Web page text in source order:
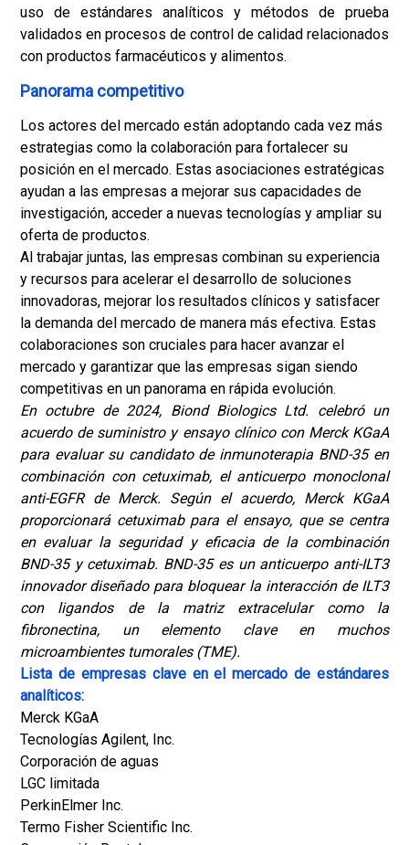
uso de estándares analíticos y métodos de prueba
validados en procesos de control de calidad relacionados
con productos farmacéuticos y alimentos.
Panorama competitivo
Los actores del mercado están adoptando cada vez más
estrategias como la colaboración para fortalecer su
posición en el mercado. Estas asociaciones estratégicas
ayudan a las empresas a mejorar sus capacidades de
investigación, acceder a nuevas tecnologías y ampliar su
oferta de productos.
Al trabajar juntas, las empresas combinan su experiencia
y recursos para acelerar el desarrollo de soluciones
innovadoras, mejorar los resultados clínicos y satisfacer
la demanda del mercado de manera más efectiva. Estas
colaboraciones son cruciales para hacer avanzar el
mercado y garantizar que las empresas sigan siendo
competitivas en un panorama en rápida evolución.
En octubre de 2024, Biond Biologics Ltd. celebró un
acuerdo de suministro y ensayo clínico con Merck KGaA
para evaluar su candidato de inmunoterapia BND-35 en
combinación con cetuximab, el anticuerpo monoclonal
anti-EGFR de Merck.
Según el acuerdo, Merck KGaA
proporcionará cetuximab para el ensayo, que se centra
en evaluar la seguridad y eficacia de la combinación
BND-35 y cetuximab. BND-35 es un anticuerpo anti-ILT3
innovador diseñado para bloquear la interacción de ILT3
con ligandos de la matriz extracelular como la
fibronectina, un elemento clave en muchos
microambientes tumorales (TME).
Lista de empresas clave en el mercado de estándares
analíticos:
Merck KGaA
Tecnologías Agilent, Inc.
Corporación de aguas
LGC limitada
PerkinElmer Inc.
Termo Fisher Scientific Inc.